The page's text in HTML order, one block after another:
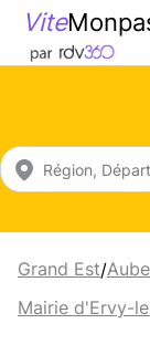
Vite
Grand Est/Aube
Mairie d'Ervy-